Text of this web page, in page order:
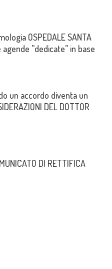
OSPEDALE SANTA
agende ”dedicate” in base
un accordo diventa un
DEL DOTTOR
DI RETTIFICA